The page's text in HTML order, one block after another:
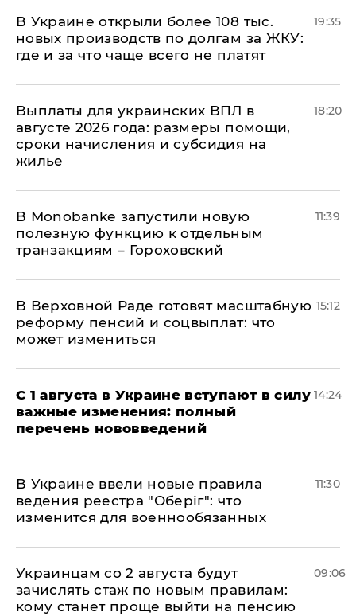
В Украине открыли более 108 тыс.
новых производств по долгам за ЖКУ:
где и за что чаще всего не платят
19:35
Выплаты для украинских ВПЛ в
августе 2026 года: размеры помощи,
сроки начисления и субсидия на
жилье
18:20
В Мonobankе запустили новую
полезную функцию к отдельным
транзакциям – Гороховский
11:39
В Верховной Раде готовят масштабную
реформу пенсий и соцвыплат: что
может измениться
15:12
С 1 августа в Украине вступают в силу
важные изменения: полный
перечень нововведений
14:24
В Украине ввели новые правила
ведения реестра "Оберіг": что
изменится для военнообязанных
11:30
Украинцам со 2 августа будут
зачислять стаж по новым правилам:
кому станет проще выйти на пенсию
09:06